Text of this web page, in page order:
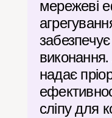
мережеві
надає
сліпу для